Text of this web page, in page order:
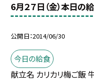
6月２７日（金）本日の
公開日 2014/06/30
今日の給食
献立名 カリカリ梅ご飯